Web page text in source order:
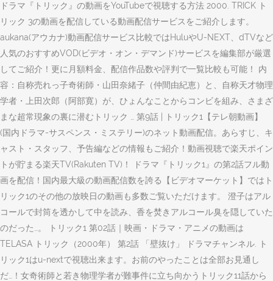
ドラマ『トリック』の動画をYouTubeで視聴する方法 2000. TRICK ト
リック 3の動画を配信している動画配信サービスをご紹介します。
aukana(アウカナ)動画配信サービス比較ではHuluやU-NEXT、dTVなど
人気のおすすめVOD(ビデオ・オン・デマンド)サービスを編集部が厳選
してご紹介！更に月額料金、配信作品数や評判で一覧比較も可能！ 内
容：自称売れっ子奇術師・山田奈緒子（仲間由紀恵）と、自称天才物理
学者・上田次郎（阿部寛）が、ひょんなことからコンビを組み、さまざ
まな超常現象の裏に潜むトリック … 第9話 | トリック1【テレ朝動画】
(国内ドラマ-サスペンス・ミステリー)のネット動画配信。あらすじ、キ
ャスト・スタッフ、予告編などの情報もご紹介！動画視聴で楽天ポイン
トが貯まる楽天TV(Rakuten TV)！ ドラマ『トリック1』の第2話フル動
画を配信！国内最大級の動画配信数を誇る【ビデオマーケット】ではト
リック1のその他の放映日の動画も多数ご覧いただけます。 澄子はアル
コールで封筒を透かして中を読み、香を焚きアルコール臭を隠していた
のだった…。 トリック1 第02話｜映画・ドラマ・アニメの動画は
TELASA トリック（2000年） 第2話 「壁抜け」 ドラマチャンネル. ト
リック1はu-nextで視聴出来ます。お前のやったことは全部お見通し
だ…！女奇術師と若き物理学者が難事件に立ち向かうトリック11話から